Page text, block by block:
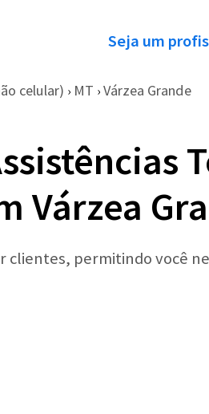
Seja um
celular) › MT › Várzea Grande
Várzea
clientes, permitindo você